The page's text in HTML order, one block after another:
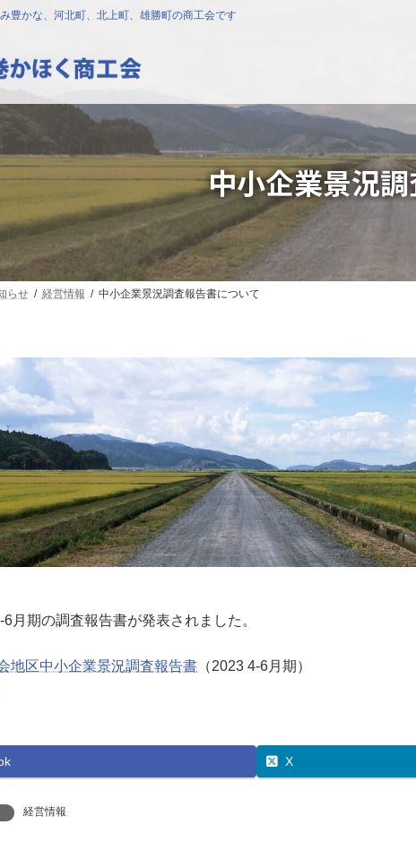
豊かな、河北町、北上町、雄勝町の商工会です
中小企業景況
らせ 経営情報 中小企業景況調査報告書について
月期の調査報告書が発表されました。
地区中小企業景況調査報告書 （2023 4-6月期）
X
経営情報